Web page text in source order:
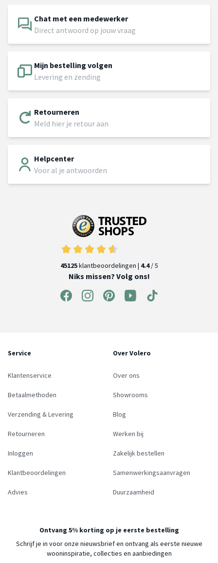
Chat met een medewerker
Direct antwoord op jouw vraag
Mijn bestelling volgen
Levering en zending
Retourneren
Meld hier je retour aan
Helpcenter
Voor al je antwoorden
45125klantbeoordelingen | 4.4/ 5
Niks missen? Volg ons!
Service
Klantenservice
Betaalmethoden
Verzending & Levering
Retourneren
Inloggen
Klantbeoordelingen
Advies
Over Volero
Over ons
Showrooms
Blog
Werken bij
Zakelijk bestellen
Samenwerkingsaanvragen
Duurzaamheid
Ontvang 5% korting op je eerste bestelling
Schrijf je in voor onze nieuwsbrief en ontvang als eerste nieuwe
wooninspiratie, collecties en aanbiedingen